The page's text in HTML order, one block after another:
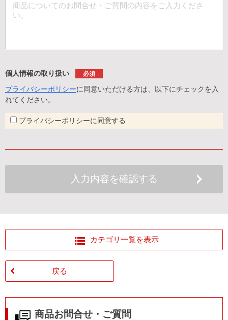
個人情報の取り扱い 必須
プライバシーポリシーに同意いただける方は、以下にチェックを入
れてください。
プライバシーポリシーに同意する
戻る
カテゴリ一覧を表示
商品お問合せ・ご質問